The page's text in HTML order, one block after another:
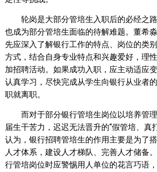
轮岗是大部分管培生入职后的必经之
也成为部分管培生面临的待解难题。董希
先应深入了解银行工作的特点、岗位的类
方式，结合自身专业特点和兴趣爱好，理
加招聘活动。如果成功入职，应主动适应
认真学习，尽快完成从学生向银行从业者
职就离职。
而对于部分银行管培生岗位以培养管
届生干苦力，迟迟无法晋升的“假管培、真
认为，银行招聘管培生的作用主要是为了
人才体系，建设人才梯队、完善人才储备
行管培岗位时应警惕用人单位的花言巧语